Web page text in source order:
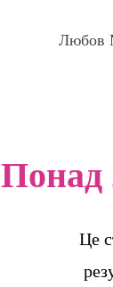
Любов
Понад
Це